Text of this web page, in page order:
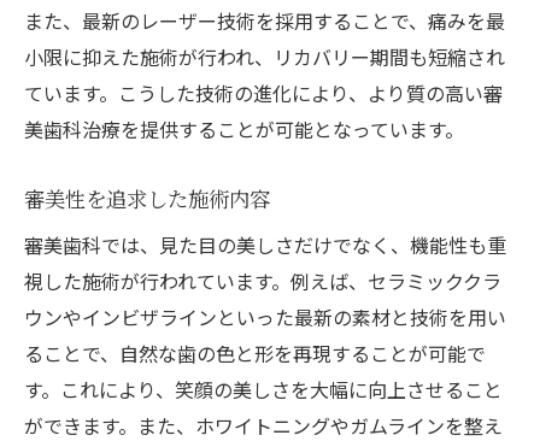
また、最新のレーザー技術を採用することで、痛みを最
小限に抑えた施術が行われ、リカバリー期間も短縮され
ています。こうした技術の進化により、より質の高い審
美歯科治療を提供することが可能となっています。
審美性を追求した施術内容
審美歯科では、見た目の美しさだけでなく、機能性も重
視した施術が行われています。例えば、セラミッククラ
ウンやインビザラインといった最新の素材と技術を用い
ることで、自然な歯の色と形を再現することが可能で
す。これにより、笑顔の美しさを大幅に向上させること
ができます。また、ホワイトニングやガムラインを整え